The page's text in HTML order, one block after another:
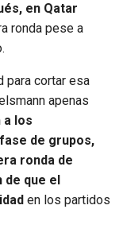
en Qatar
ronda pese a
para cortar esa
apenas
a los
de grupos,
ronda de
que el
en los partidos